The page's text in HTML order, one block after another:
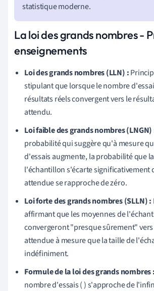
statistique moderne.
La loi des grands nombres -
enseignements
Loi des grands nombres (LLN) :
stipulant que lorsque le nombre
résultats réels convergent vers le
attendu.
Loi faible des grands nombres (LNGN)
probabilité qui suggère qu'à mesure
d'essais augmente, la probabilité que
l'échantillon s'écarte significativement
attendue se rapproche de zéro.
Loi forte des grands nombres (SLLN) :
affirmant que les moyennes de
convergeront "presque sûrement"
attendue à mesure que la taille de
indéfiniment.
Formule de la loi des grands nombres :
nombre d'essais ( ) s'approche de